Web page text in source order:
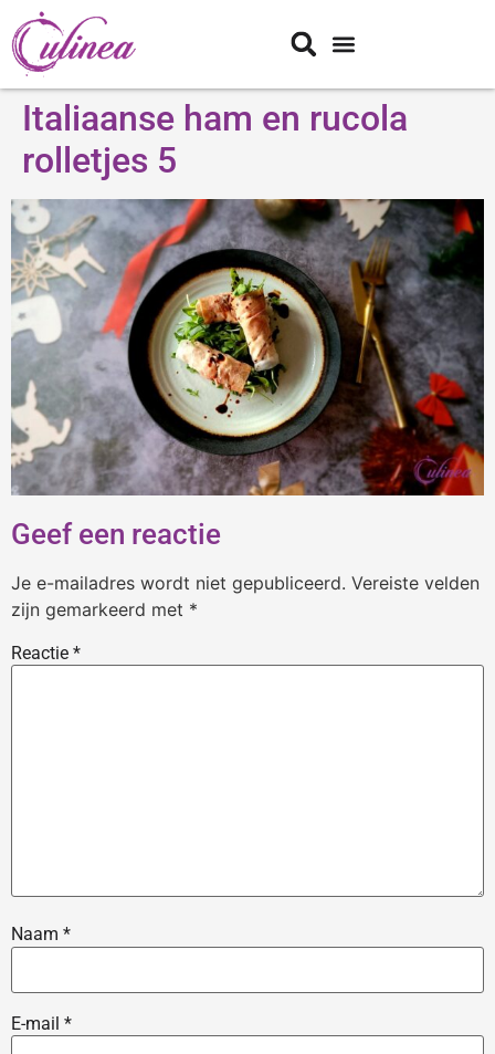
Italiaanse ham en rucola
rolletjes 5
Geef een reactie
Je e-mailadres wordt niet gepubliceerd. Vereiste velden
zijn gemarkeerd met *
Reactie *
Naam *
E-mail *